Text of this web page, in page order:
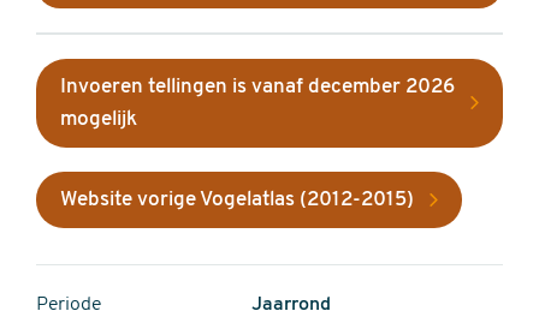
Invoeren tellingen is vanaf december 2026
mogelijk
Website vorige Vogelatlas (2012-2015)
Periode Jaarrond